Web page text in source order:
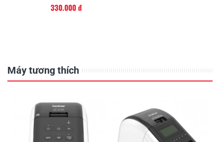
330.000 đ
Máy tương thích